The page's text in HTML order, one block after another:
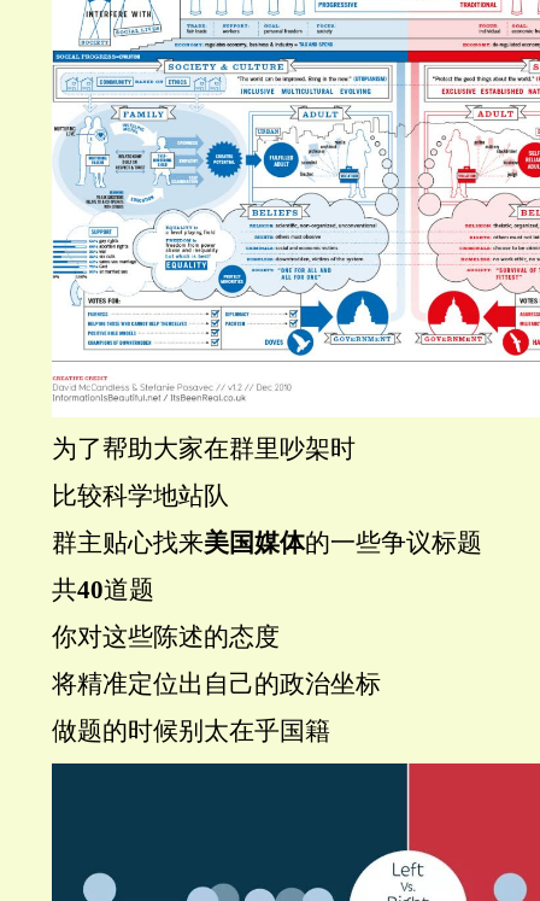
为了帮助大家在群里吵架时
比较科学地站队
群主贴心找来美国媒体的一些争议标题
共40道题
你对这些陈述的态度
将精准定位出自己的政治坐标
做题的时候别太在乎国籍